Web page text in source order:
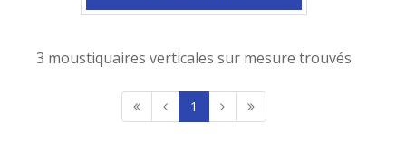
3 moustiquaires verticales sur mesure trouvés
1